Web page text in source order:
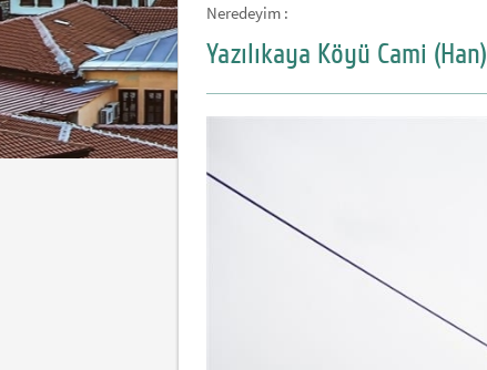
Neredeyim :
Yazılıkaya Köyü Cami (Han)